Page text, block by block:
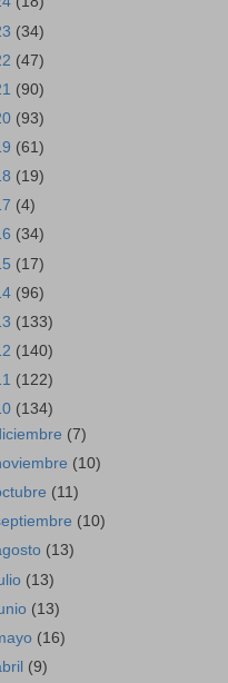
(34)
(47)
(90)
(93)
(61)
(19)
(4)
(34)
(17)
(96)
(133)
(140)
(122)
(134)
(7)
(10)
(11)
(10)
(13)
(13)
(13)
(16)
(9)